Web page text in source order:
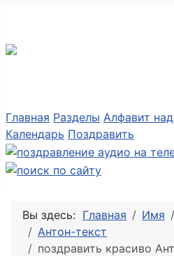
Главная Разделы Алфавит
Календарь Поздравить
Вы здесь: Главная Имя
Антон-текст
поздравить красиво